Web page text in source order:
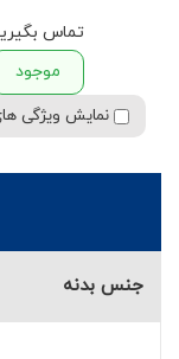
تماس
موجود
نمایش ویژگی
جنس بدنه